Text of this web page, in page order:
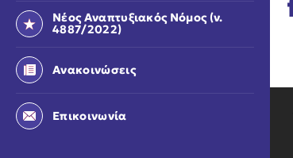
Νέος Αναπτυξιακός Νόμος (ν.
4887/2022)
Ανακοινώσεις
Επικοινωνία